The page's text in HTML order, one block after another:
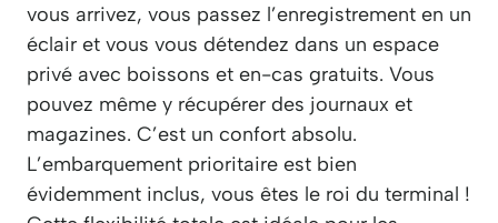
vous arrivez, vous passez l’enregistrement en un
éclair et vous vous détendez dans un espace
privé avec boissons et en-cas gratuits. Vous
pouvez même y récupérer des journaux et
magazines. C’est un confort absolu.
L’embarquement prioritaire est bien
évidemment inclus, vous êtes le roi du terminal !